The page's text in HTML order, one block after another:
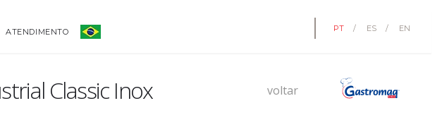
ATENDIMENTO PT / ES / EN
Classic Inox voltar